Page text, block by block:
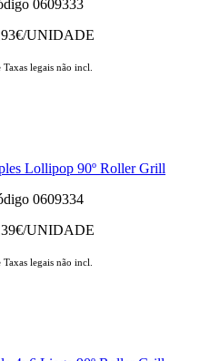
0609333
€/UNIDADE
legais não incl.
Lollipop 90º Roller Grill
0609334
€/UNIDADE
legais não incl.